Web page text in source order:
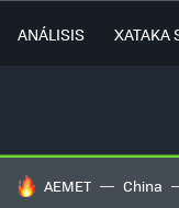
ANÁLISIS XATAKA
HOY SE HABLA DE
AEMET China